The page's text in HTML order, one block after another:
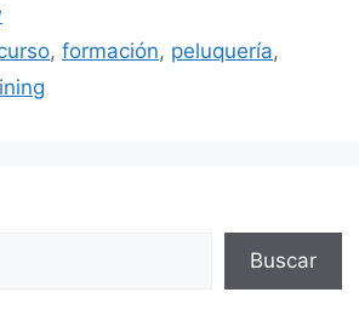
,formación, peluquería,
Buscar